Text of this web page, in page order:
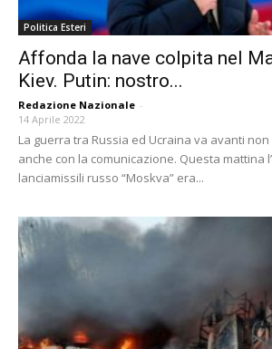
Politica Esteri
Affonda la nave colpita nel
Kiev. Putin: nostro...
Redazione Nazionale -
14 Aprile 2022
La guerra tra Russia ed Ucraina va avanti
anche con la comunicazione. Questa mattina
lanciamissili russo “Moskva” era...